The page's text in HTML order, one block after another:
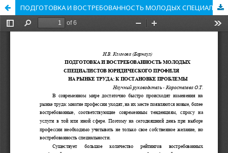
ПОДГОТОВКА И ВОСТРЕБОВАННОСТЬ МОЛОДЫХ СПЕЦИАЛИСТОВ ЮРИДИЧЕСКОГО ПРОФИЛЯ НА РЫНКЕ ТРУДА: К ПОСТАНОВКЕ ПРОБЛЕМЫ